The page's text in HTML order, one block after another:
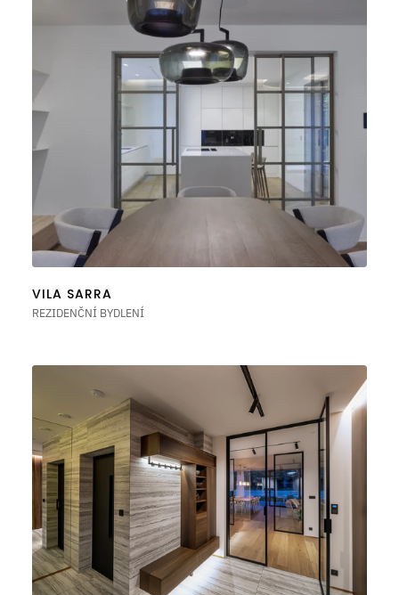
VILA SARRA
REZIDENČNÍ BYDLENÍ